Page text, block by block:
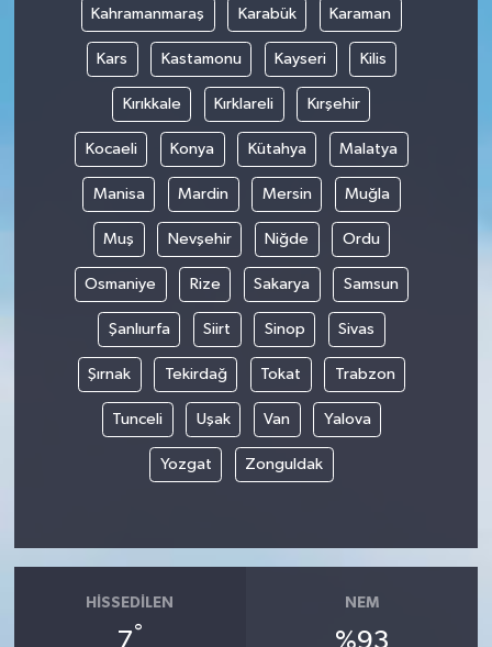
Kahramanmaraş Karabük Karaman
Kars Kastamonu Kayseri Kilis
Kırıkkale Kırklareli Kırşehir
Kocaeli Konya Kütahya Malatya
Manisa Mardin Mersin Muğla
Muş Nevşehir Niğde Ordu
Osmaniye Rize Sakarya Samsun
Şanlıurfa Siirt Sinop Sivas
Şırnak Tekirdağ Tokat Trabzon
Tunceli Uşak Van Yalova
Yozgat Zonguldak
HISSEDILEN
7°
NEM
%93